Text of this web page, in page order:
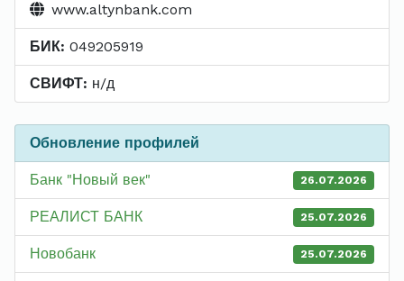
www.altynbank.com
БИК: 049205919
СВИФТ: н/д
Обновление профилей
Банк "Новый век" 26.07.2026
РЕАЛИСТ БАНК 25.07.2026
Новобанк 25.07.2026